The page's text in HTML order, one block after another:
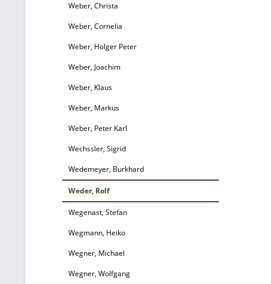
Weber, Christa
Weber, Cornelia
Weber, Holger Peter
Weber, Joachim
Weber, Klaus
Weber, Markus
Weber, Peter Karl
Wechssler, Sigrid
Wedemeyer, Burkhard
Weder, Rolf
Wegenast, Stefan
Wegmann, Heiko
Wegner, Michael
Wegner, Wolfgang